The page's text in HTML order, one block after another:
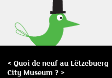
< Quoi de neuf au Lëtzebuerg
City Museum ? >